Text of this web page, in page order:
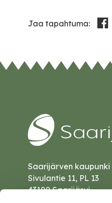
Jaa tapahtuma:
Saarijärven kaupunki
Sivulantie 11, PL 13
43100 Saarijärvi